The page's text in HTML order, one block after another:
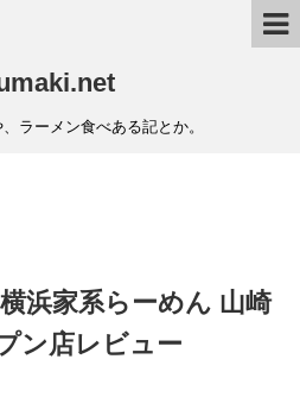
ラーメン食べある記とか。
浜家系らーめん 山崎
ン店レビュー